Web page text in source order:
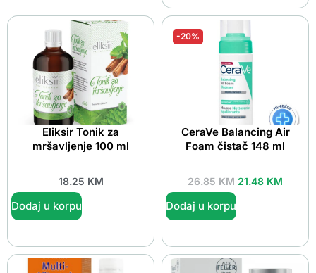
Eliksir Tonik za
mršavljenje 100 ml
18.25 KM
Dodaj u korpu
-20%
CeraVe Balancing Air
Foam čistač 148 ml
26.85KM 21.48 KM
Dodaj u korpu